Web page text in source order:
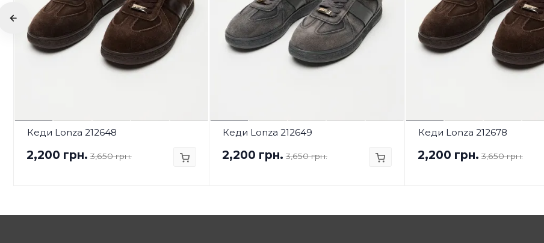
Кеди Lonza 212648
2,200 грн. 3,650 грн.
Кеди Lonza 212649
2,200 грн. 3,650 грн.
Кеди Lonza 212678
2,200 грн. 3,650 грн.